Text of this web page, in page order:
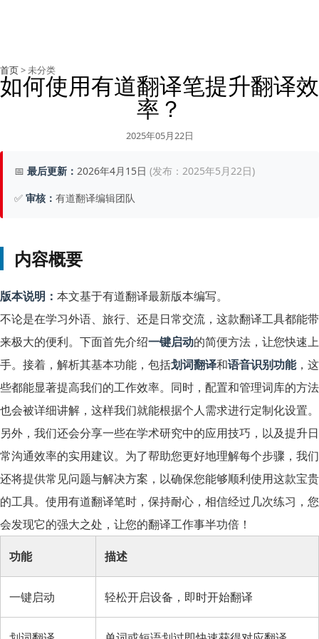
首页> 未分类
如何使用有道翻译笔提升翻译效
率？
2025年05月22日
📅 最后更新： 2026年4月15日 (发布：2025年5月22日)
✅ 审核： 有道翻译编辑团队
内容概要
版本说明： 本文基于有道翻译最新版本编写。
不论是在学习外语、旅行、还是日常交流，这款翻译工具都能带
来极大的便利。下面首先介绍一键启动的简便方法，让您快速上
手。接着，解析其基本功能，包括划词翻译和语音识别功能，这
些都能显著提高我们的工作效率。同时，配置和管理词库的方法
也会被详细讲解，这样我们就能根据个人需求进行定制化设置。
另外，我们还会分享一些在学术研究中的应用技巧，以及提升日
常沟通效率的实用建议。为了帮助您更好地理解每个步骤，我们
还将提供常见问题与解决方案，以确保您能够顺利使用这款宝贵
的工具。使用有道翻译笔时，保持耐心，相信经过几次练习，您
会发现它的强大之处，让您的翻译工作事半功倍！
功能 描述
一键启动 轻松开启设备，即时开始翻译